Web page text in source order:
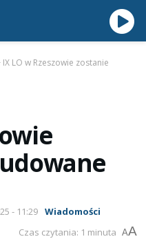
IX LO w Rzeszowie zostanie
- 11:29 Wiadomości
Czas czytania: 1 minuta AA